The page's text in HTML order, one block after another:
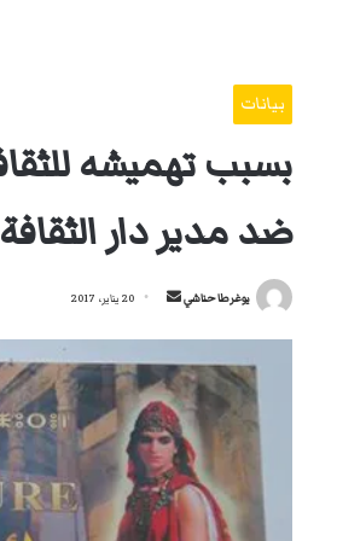
بيانات
بسبب تهميشه
ضد مدير دار الثقافة
يوغرطا حناشي
أرسل
20 يناير، 2017